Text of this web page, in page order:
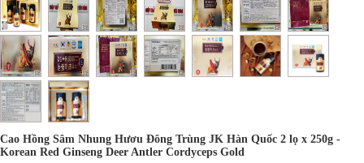
Cao Hồng Sâm Nhung Hươu Đông Trùng JK Hàn Quốc 2 lọ x 250g -
Korean Red Ginseng Deer Antler Cordyceps Gold